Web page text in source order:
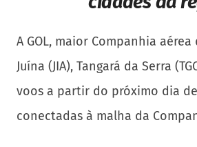
A GOL, maior Companhia
Juína (JIA), Tangará da Serra
voos a partir do próximo dia
conectadas à malha da